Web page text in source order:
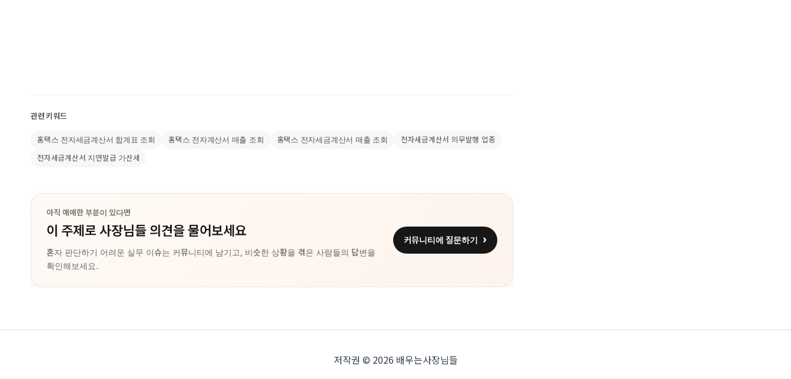
관련 키워드
홈택스 전자세금계산서 합계표 조회 홈택스 전자계산서 매출 조회 홈택스 전자세금계산서 매출 조회 전자세금계산서 의무발행 업종
전자세금계산서 지연발급 가산세
아직 애매한 부분이 있다면
이 주제로 사장님들 의견을 물어보세요
혼자 판단하기 어려운 실무 이슈는 커뮤니티에 남기고, 비슷한 상황을 겪은 사람들의 답변을
확인해보세요.
커뮤니티에 질문하기
저작권 © 2026 배우는사장님들